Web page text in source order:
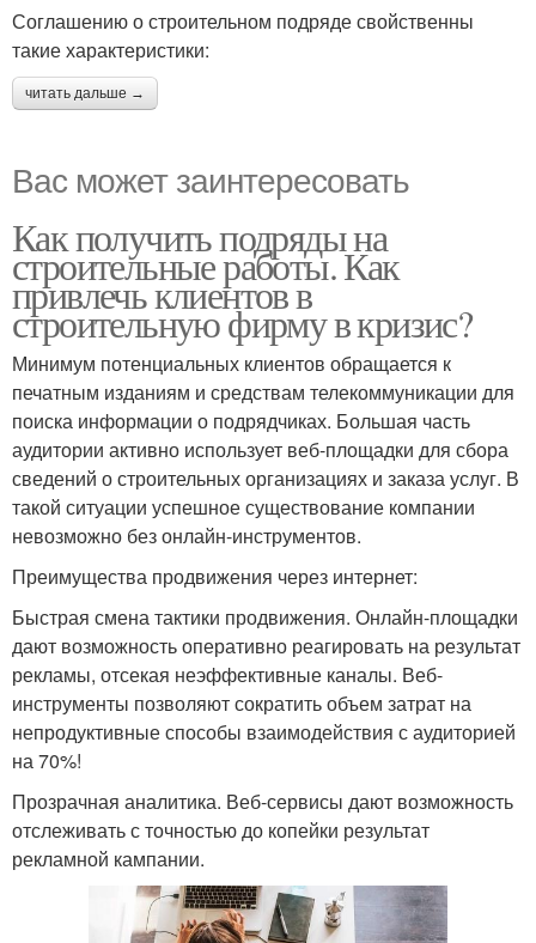
Соглашению о строительном подряде свойственны
такие характеристики:
читать дальше →
Вас может заинтересовать
Как получить подряды на
строительные работы. Как
привлечь клиентов в
строительную фирму в кризис?
Минимум потенциальных клиентов обращается к
печатным изданиям и средствам телекоммуникации для
поиска информации о подрядчиках. Большая часть
аудитории активно использует веб-площадки для сбора
сведений о строительных организациях и заказа услуг. В
такой ситуации успешное существование компании
невозможно без онлайн-инструментов.
Преимущества продвижения через интернет:
Быстрая смена тактики продвижения. Онлайн-площадки
дают возможность оперативно реагировать на результат
рекламы, отсекая неэффективные каналы. Веб-
инструменты позволяют сократить объем затрат на
непродуктивные способы взаимодействия с аудиторией
на 70%!
Прозрачная аналитика. Веб-сервисы дают возможность
отслеживать с точностью до копейки результат
рекламной кампании.